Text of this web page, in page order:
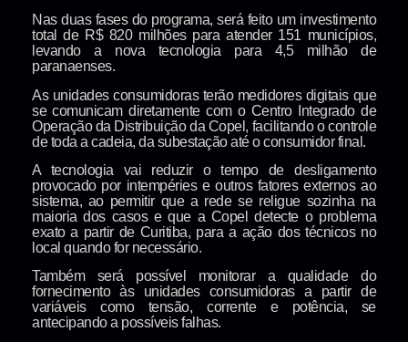
Nas duas fases do programa, será feito um investimento
total de R$ 820 milhões para atender 151 municípios,
levando a nova tecnologia para 4,5 milhão de
paranaenses.
As unidades consumidoras terão medidores digitais que
se comunicam diretamente com o Centro Integrado de
Operação da Distribuição da Copel, facilitando o controle
de toda a cadeia, da subestação até o consumidor final.
A tecnologia vai reduzir o tempo de desligamento
provocado por intempéries e outros fatores externos ao
sistema, ao permitir que a rede se religue sozinha na
maioria dos casos e que a Copel detecte o problema
exato a partir de Curitiba, para a ação dos técnicos no
local quando for necessário.
Também será possível monitorar a qualidade do
fornecimento às unidades consumidoras a partir de
variáveis como tensão, corrente e potência, se
antecipando a possíveis falhas.